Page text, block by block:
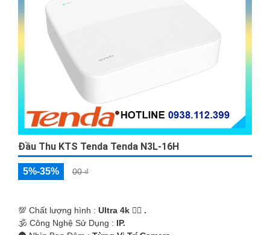
Đầu Thu KTS Tenda Tenda N3L-16H
5%-35% 00 ₫
💯 Chất lượng hình : Ultra 4k 👍🏾 .
🕉️ Công Nghệ Sử Dụng : IP.